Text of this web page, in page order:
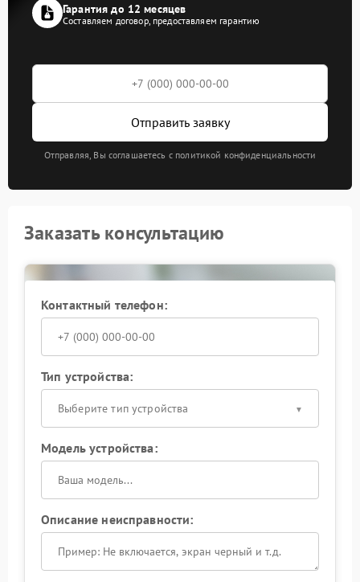
Гарантия до 12 месяцев
Составляем договор, предоставляем гарантию
Отправить заявку
Отправляя, Вы соглашаетесь с политикой конфиденциальности
Заказать консультацию
Контактный телефон:
Тип устройства:
Выберите тип устройства
Модель устройства:
Описание неисправности: